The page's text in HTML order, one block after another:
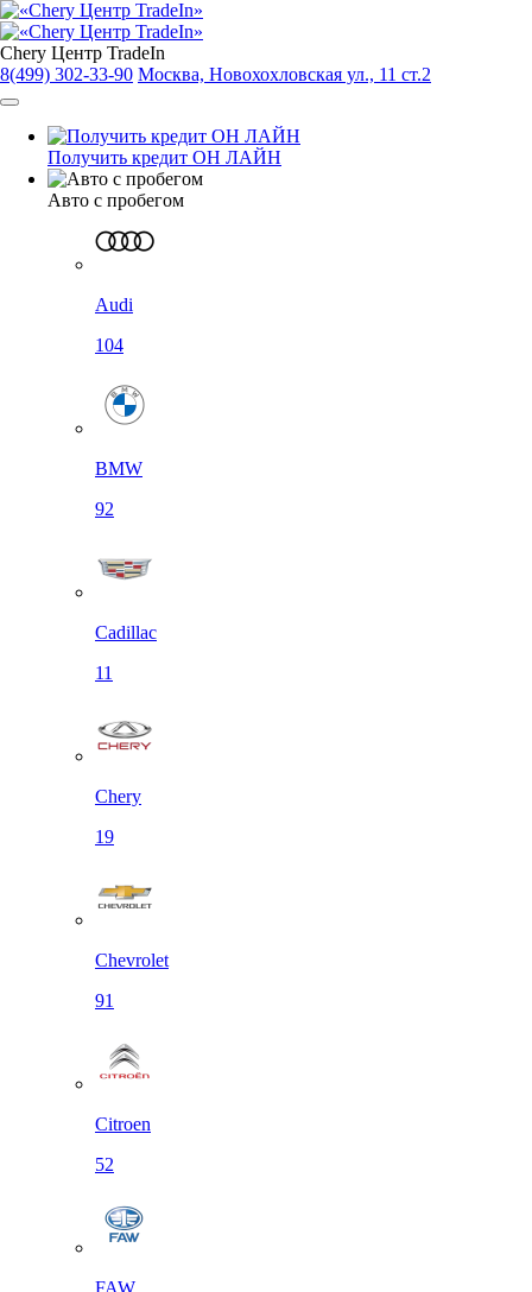
Chery Центр TradeIn
8(499) 302-33-90 Москва, Новохохловская ул., 11 ст.2
Получить кредит ОН ЛАЙН
Авто с пробегом
Audi
104
BMW
92
Cadillac
11
Chery
19
Chevrolet
91
Citroen
52
FAW